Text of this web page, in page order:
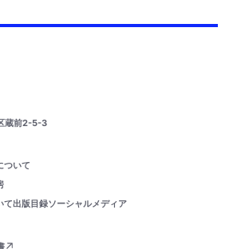
蔵前2-5-3
ついて
て出版目録ソーシャルメディア